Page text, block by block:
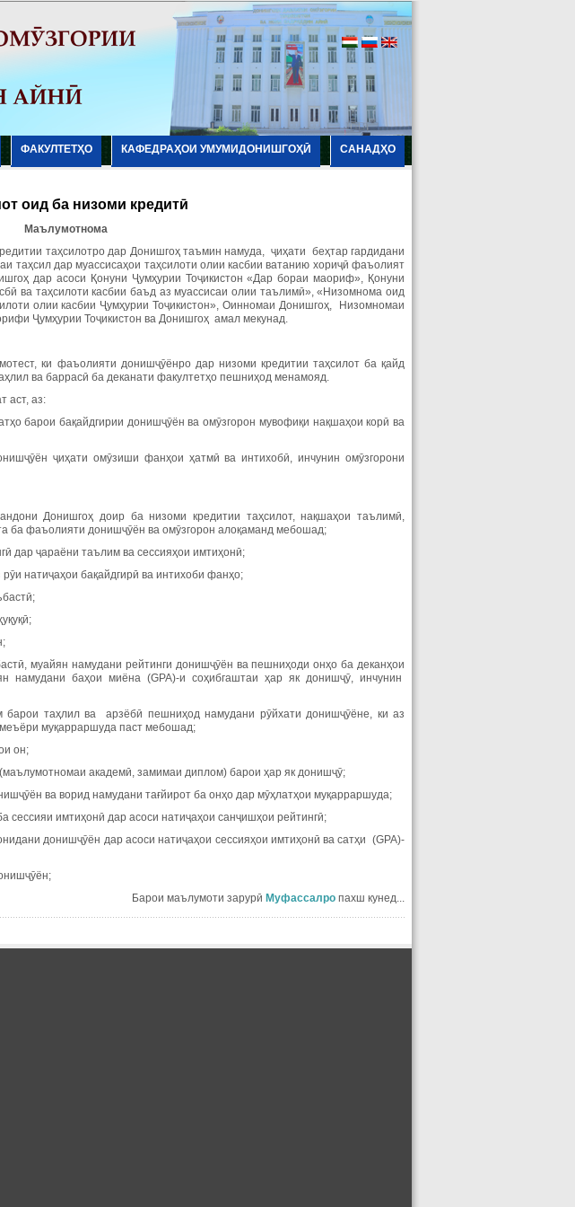
ФАКУЛТЕТҲО КАФЕДРАҲОИ УМУМИДОНИШГОҲӢ САНАДҲО
оид ба низоми кредитӣ
Maълумотнома
таҳсилотро дар Донишгоҳ таъмин намуда, ҷиҳати беҳтар гардидани
дар муассисаҳои таҳсилоти олии касбии ватанию хориҷӣ фаъолият
дар асоси Қонуни Ҷумҳурии Тоҷикистон «Дар бораи маориф», Қонуни
ва таҳсилоти касбии баъд аз муассисаи олии таълимӣ», «Низомнома оид
олии касбии Ҷумҳурии Тоҷикистон», Оинномаи Донишгоҳ, Низомномаи
Ҷумҳурии Тоҷикистон ва Донишгоҳ амал мекунад.
ки фаъолияти донишҷӯёнро дар низоми кредитии таҳсилот ба қайд
ва баррасӣ ба деканати факултетҳо пешниҳод менамояд.
аст, аз:
барои бақайдгирии донишҷӯён ва омӯзгорон мувофиқи нақшаҳои корӣ ва
ҷиҳати омӯзиши фанҳои ҳатмӣ ва интихобӣ, инчунин омӯзгорони
Донишгоҳ доир ба низоми кредитии таҳсилот, нақшаҳои таълимӣ,
ба фаъолияти донишҷӯён ва омӯзгорон алоқаманд мебошад;
дар ҷараёни таълим ва сессияҳои имтиҳонӣ;
натиҷаҳои бақайдгирӣ ва интихоби фанҳо;
муайян намудани рейтинги донишҷӯён ва пешниҳоди онҳо ба деканҳои
намудани баҳои миёна (GPA)-и соҳибгаштаи ҳар як донишҷӯ, инчунин
барои таҳлил ва арзёбӣ пешниҳод намудани рӯйхати донишҷӯёне, ки аз
муқарраршуда паст мебошад;
он;
академӣ, замимаи диплом) барои ҳар як донишҷӯ;
ва ворид намудани тағйирот ба онҳо дар мӯҳлатҳои муқарраршуда;
имтиҳонӣ дар асоси натиҷаҳои санҷишҳои рейтингӣ;
донишҷӯён дар асоси натиҷаҳои сессияҳои имтиҳонӣ ва сатҳи (GPA)-
Барои маълумоти зарурӣ Муфассалро пахш кунед...